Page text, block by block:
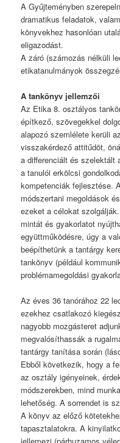
A Gyűjteményben
dramatikus feladatok,
könyvekhez hasonlóan
eligazodást.
A záró (számozás nélküli
etikatanulmányok
A tankönyv jellemzői
Az Etika 8. osztályos
építkező, szövegekkel
alapozó szemlélete kerüli
visszakérdező attitűdöt,
a differenciált és szelektált
a tanulói erkölcsi
kompetenciák fejlesztése.
módszertani megoldások
ezeket a célokat
mintát és gyakorlatot
együttműködésre, úgy a
beépíthetünk a tantárgy
tankönyv (például
problémamegoldási
Az éves 36 tanórához 22
ezekhez csatlakozó
nagyobb mozgásteret
megvalósíthassák a
tantárgy tanítása során
Ebből következik, hogy a
az osztály igényeinek,
módszerekben, mind
lehetőség. A sorrendet is
A könyv az előző
tapasztalatokra. A